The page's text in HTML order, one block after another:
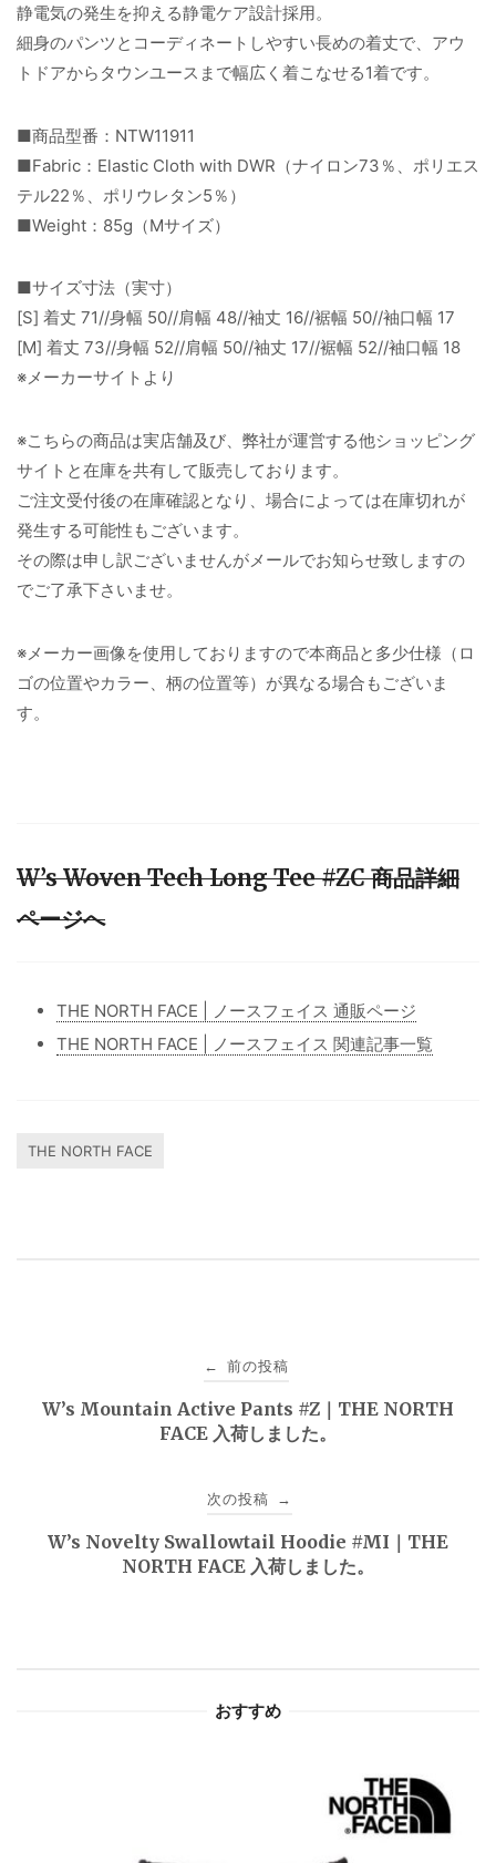
静電気の発生を抑える静電ケア設計採用。
細身のパンツとコーディネートしやすい長めの着丈で、アウ
トドアからタウンユースまで幅広く着こなせる1着です。
■商品型番：NTW11911
■Fabric：Elastic Cloth with DWR（ナイロン73％、ポリエス
テル22％、ポリウレタン5％）
■Weight：85g（Mサイズ）
■サイズ寸法（実寸）
[S] 着丈 71//身幅 50//肩幅 48//袖丈 16//裾幅 50//袖口幅 17
[M] 着丈 73//身幅 52//肩幅 50//袖丈 17//裾幅 52//袖口幅 18
※メーカーサイトより
※こちらの商品は実店舗及び、弊社が運営する他ショッピング
サイトと在庫を共有して販売しております。
ご注文受付後の在庫確認となり、場合によっては在庫切れが
発生する可能性もございます。
その際は申し訳ございませんがメールでお知らせ致しますの
でご了承下さいませ。
※メーカー画像を使用しておりますので本商品と多少仕様（ロ
ゴの位置やカラー、柄の位置等）が異なる場合もございま
す。
W’s Woven Tech Long Tee #ZC 商品詳細
ページへ
THE NORTH FACE | ノースフェイス 通販ページ
THE NORTH FACE | ノースフェイス 関連記事一覧
THE NORTH FACE
← 前の投稿
W’s Mountain Active Pants #Z｜THE NORTH
FACE 入荷しました。
次の投稿 →
W’s Novelty Swallowtail Hoodie #MI｜THE
NORTH FACE 入荷しました。
おすすめ